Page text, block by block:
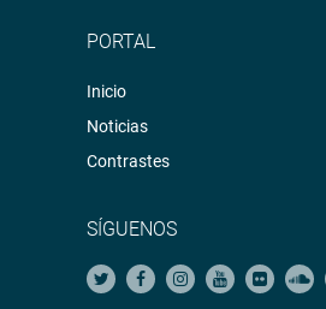
PORTAL
Inicio
Noticias
Contrastes
SÍGUENOS